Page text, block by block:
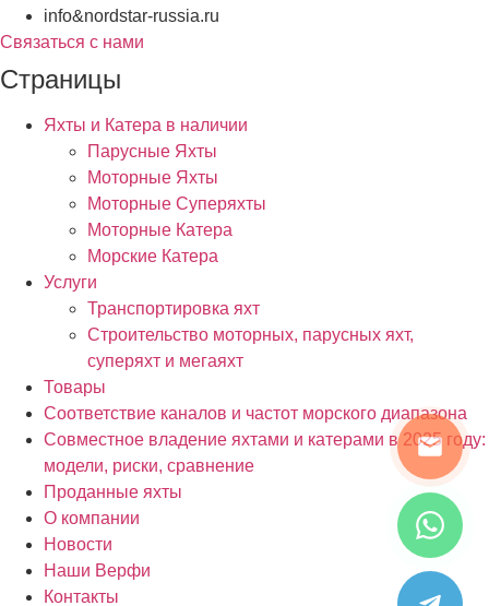
info&nordstar-russia.ru
Связаться с нами
Страницы
Яхты и Катера в наличии
Парусные Яхты
Моторные Яхты
Моторные Суперяхты
Моторные Катера
Морские Катера
Услуги
Транспортировка яхт
Строительство моторных, парусных яхт,
суперяхт и мегаяхт
Товары
Соответствие каналов и частот морского диапазона
Совместное владение яхтами и катерами в 2025 году:
модели, риски, сравнение
Проданные яхты
О компании
Новости
Наши Верфи
Контакты